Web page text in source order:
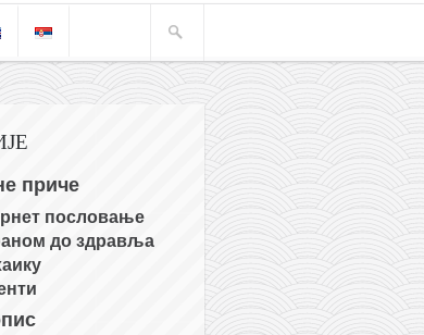
приче
пословање
до здравља